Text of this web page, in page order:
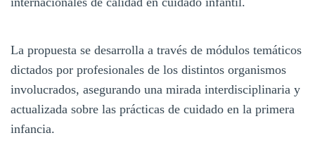
La propuesta se desarrolla a través de módulos temáticos
dictados por profesionales de los distintos organismos
involucrados, asegurando una mirada interdisciplinaria y
actualizada sobre las prácticas de cuidado en la primera
infancia.